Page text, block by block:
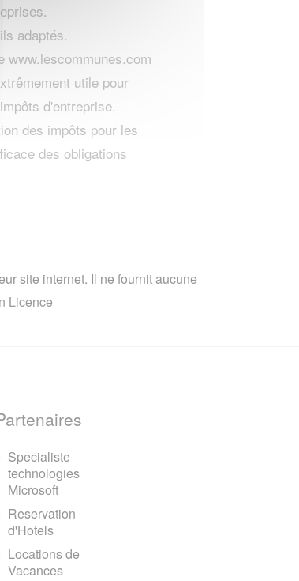
adaptés.
www.lescommunes.com
utile pour
d'entreprise.
des impôts pour les
des obligations
site internet. Il ne fournit aucune
Licence
Specialiste
technologies
Microsoft
Reservation
d'Hotels
Locations de
Vacances